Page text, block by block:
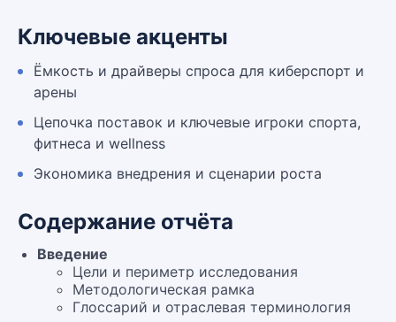
Ключевые акценты
Ёмкость и драйверы спроса для киберспорт и
арены
Цепочка поставок и ключевые игроки спорта,
фитнеса и wellness
Экономика внедрения и сценарии роста
Содержание отчёта
Введение
Цели и периметр исследования
Методологическая рамка
Глоссарий и отраслевая терминология